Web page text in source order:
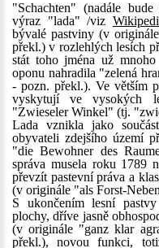
"Schachten" (nadále
výraz "lada" /viz
bývalé pastviny (v
překl.) v rozlehlých lesích
stát toho jména už
oponu nahradila "zelená
- pozn. překl.). Ve větším
vyskytují ve vysokých
"Zwieseler Winkel" (tj.
Lada vznikla jako
obyvateli zdejšího území
"die Bewohner des
správa musela roku 1789
převzít pastevní práva a
(v originále "als Forst-
S ukončením lesní
plochy, dříve jasně
(v originále "ganz klar
překl.), novou funkci,